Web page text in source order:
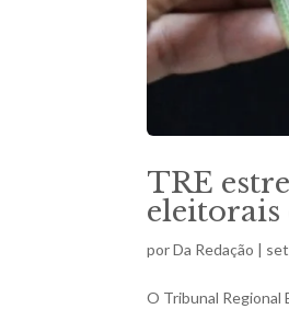
TRE
eleitorais
porDa Redação |
O Tribunal Regional